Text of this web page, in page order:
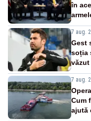
în
7 aug.
Gest
soția
7 aug.
Cum
ajută